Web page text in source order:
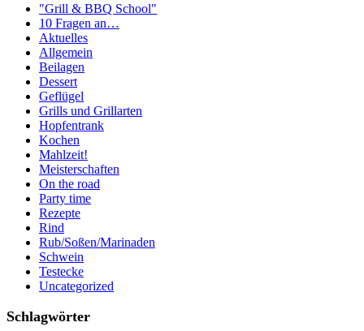
"Grill & BBQ School"
10 Fragen an…
Aktuelles
Allgemein
Beilagen
Dessert
Geflügel
Grills und Grillarten
Hopfentrank
Kochen
Mahlzeit!
Meisterschaften
On the road
Party time
Rezepte
Rind
Rub/Soßen/Marinaden
Schwein
Testecke
Uncategorized
Schlagwörter